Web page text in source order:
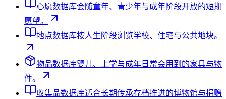
心愿数据库会随童年、青少年与成年阶段开放的短期
愿望。
地点数据库按人生阶段浏览学校、住宅与公共地块。
物品数据库婴儿、上学与成年日常会用到的家具与物
件。
收集品数据库适合长期传承存档推进的博物馆与捐赠